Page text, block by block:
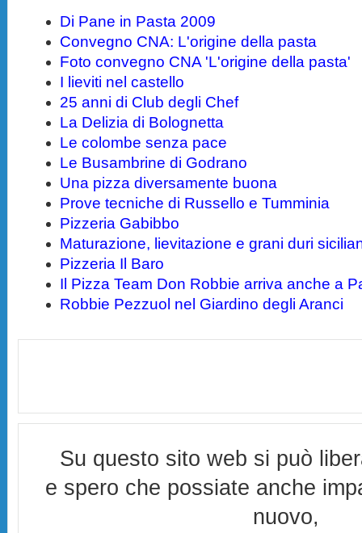
Di Pane in Pasta 2009
Convegno CNA: L'origine della pasta
Foto convegno CNA 'L'origine della pasta'
I lieviti nel castello
25 anni di Club degli Chef
La Delizia di Bolognetta
Le colombe senza pace
Le Busambrine di Godrano
Una pizza diversamente buona
Prove tecniche di Russello e Tumminia
Pizzeria Gabibbo
Maturazione, lievitazione e grani duri
Pizzeria Il Baro
Il Pizza Team Don Robbie arriva anche a
Robbie Pezzuol nel Giardino degli Aranci
Su questo sito web si può
e spero che possiate anche
nuovo,